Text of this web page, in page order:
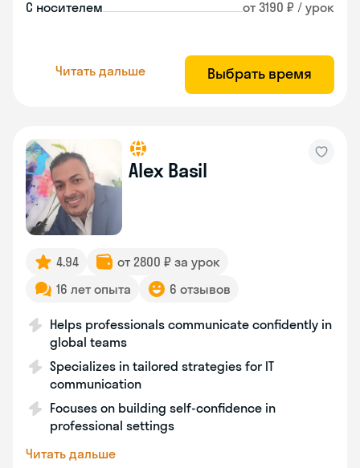
С носителем от 3190 ₽ / урок
Читать дальше Выбрать время
Alex Basil
4.94
от 2800 ₽ за урок
16 лет опыта
6 отзывов
Helps professionals communicate confidently in
global teams
Specializes in tailored strategies for IT
communication
Focuses on building self-confidence in
professional settings
Читать дальше